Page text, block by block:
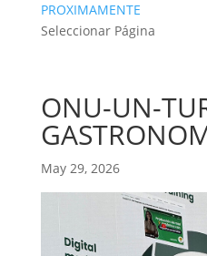
PROXIMAMENTE
Seleccionar Página
ONU-UN-
May 29, 2026